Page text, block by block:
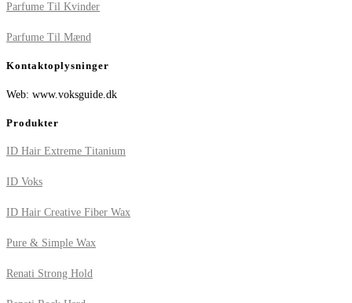
Parfume Til Kvinder
Parfume Til Mænd
Kontaktoplysninger
Web: www.voksguide.dk
Produkter
ID Hair Extreme Titanium
ID Voks
ID Hair Creative Fiber Wax
Pure & Simple Wax
Renati Strong Hold